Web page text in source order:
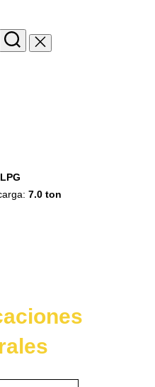
LPG
7.0 ton